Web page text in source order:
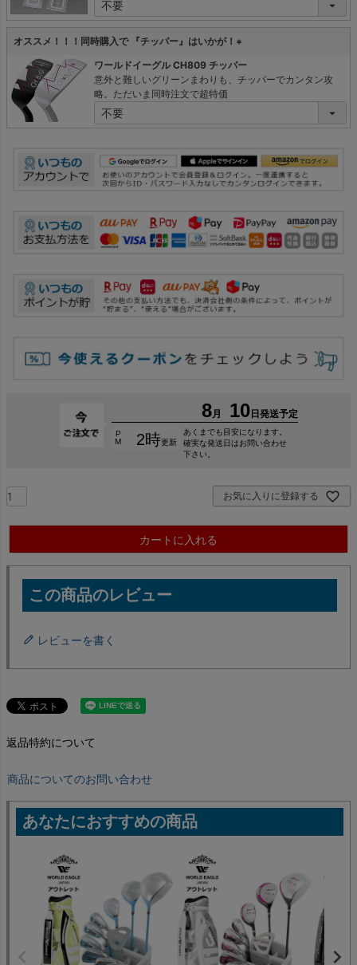
オススメ！！！同時購入で 『チッパー』はいかが！
(
必
須
)
ワールドイーグル CH809 チッパー
意外と難しいグリーンまわりも、チッパーでカンタン攻
略。ただいま同時注文で超特価
お気に入りに登録する
カートに入れる
レビューを書く
返品特約について
商品についてのお問い合わせ
あなたにおすすめの商品